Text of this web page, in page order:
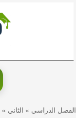
الفصل الدراسي » الثاني »